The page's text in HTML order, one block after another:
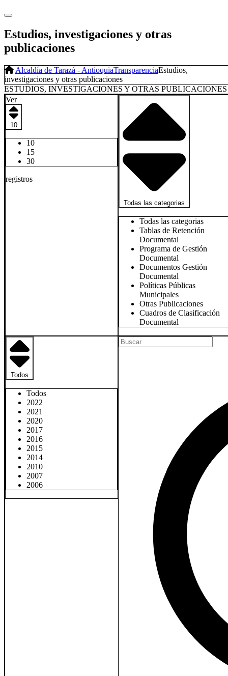
Estudios, investigaciones y otras
publicaciones
Alcaldía de Tarazá - AntioquiaTransparenciaEstudios,
investigaciones y otras publicaciones
ESTUDIOS, INVESTIGACIONES Y OTRAS PUBLICACIONES
Ver
10
10
15
30
registros
Todas las categorias
Todas las categorias
Tablas de Retención
Documental
Programa de Gestión
Documental
Documentos Gestión
Documental
Políticas Públicas
Municipales
Otras Publicaciones
Cuadros de Clasificación
Documental
Todos
Todos
2022
2021
2020
2017
2016
2015
2014
2010
2007
2006